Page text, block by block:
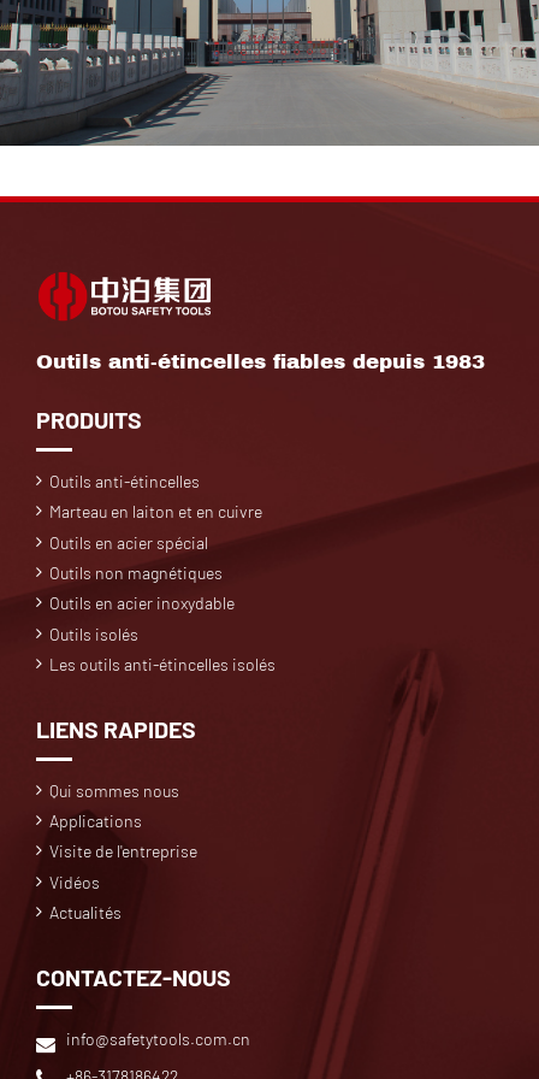
Outils anti-étincelles fiables depuis 1983
PRODUITS
Outils anti-étincelles
Marteau en laiton et en cuivre
Outils en acier spécial
Outils non magnétiques
Outils en acier inoxydable
Outils isolés
Les outils anti-étincelles isolés
LIENS RAPIDES
Qui sommes nous
Applications
Visite de l'entreprise
Vidéos
Actualités
CONTACTEZ-NOUS
info@safetytools.com.cn